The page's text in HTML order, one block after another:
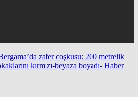
zafer coşkusu: 200 metrelik
kırmızı-beyaza boyadı- Haber